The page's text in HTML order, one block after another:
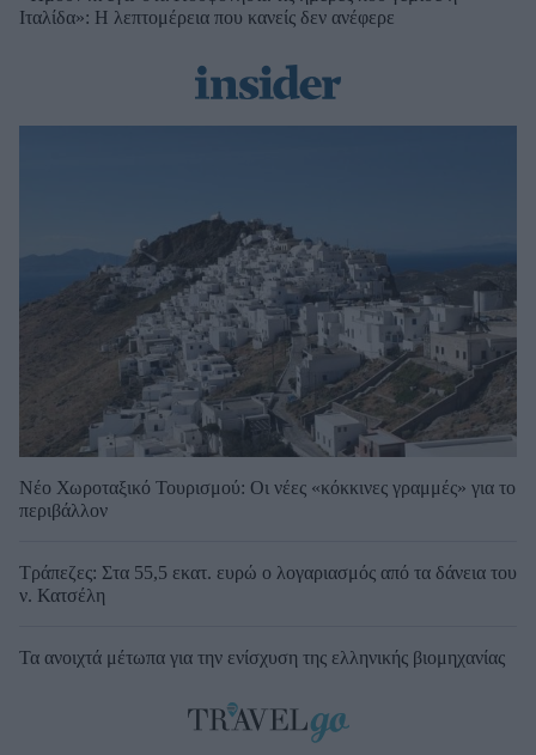
Ιταλίδα»: Η λεπτομέρεια που κανείς δεν ανέφερε
Νέο Χωροταξικό Τουρισμού: Οι νέες «κόκκινες γραμμές» για το
περιβάλλον
Τράπεζες: Στα 55,5 εκατ. ευρώ ο λογαριασμός από τα δάνεια του
ν. Κατσέλη
Τα ανοιχτά μέτωπα για την ενίσχυση της ελληνικής βιομηχανίας